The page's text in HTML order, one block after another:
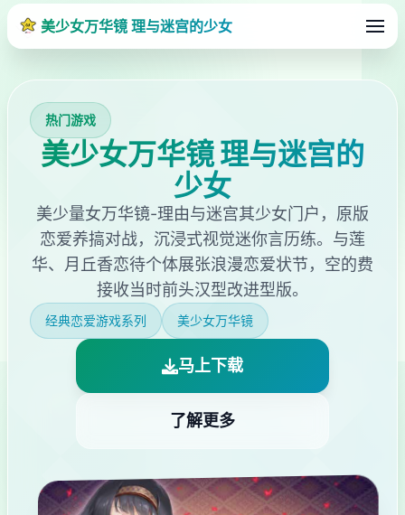
美少女万华镜 理与迷宫的少女
热门游戏
美少女万华镜 理与迷宫的
少女
美少量女万华镜-理由与迷宫其少女门户，原版
恋爱养搞对战，沉浸式视觉迷你言历练。与莲
华、月丘香恋待个体展张浪漫恋爱状节，空的费
接收当时前头汉型改进型版。
经典恋爱游戏系列 美少女万华镜
马上下载
了解更多